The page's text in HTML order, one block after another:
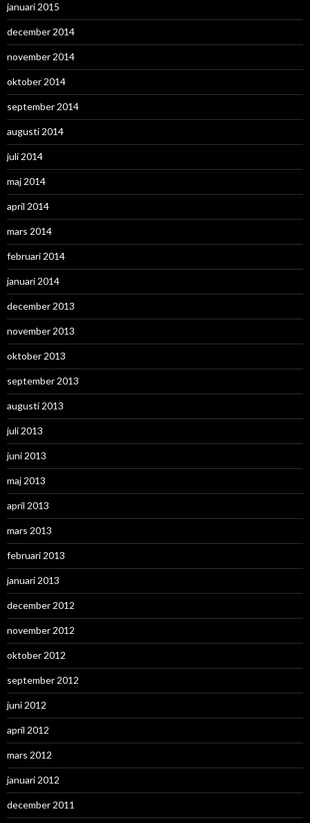
januari 2015
december 2014
november 2014
oktober 2014
september 2014
augusti 2014
juli 2014
maj 2014
april 2014
mars 2014
februari 2014
januari 2014
december 2013
november 2013
oktober 2013
september 2013
augusti 2013
juli 2013
juni 2013
maj 2013
april 2013
mars 2013
februari 2013
januari 2013
december 2012
november 2012
oktober 2012
september 2012
juni 2012
april 2012
mars 2012
januari 2012
december 2011